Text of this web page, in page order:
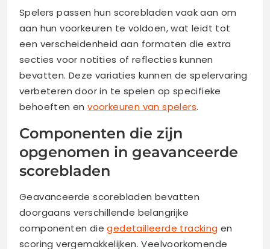
Spelers passen hun scorebladen vaak aan om
aan hun voorkeuren te voldoen, wat leidt tot
een verscheidenheid aan formaten die extra
secties voor notities of reflecties kunnen
bevatten. Deze variaties kunnen de spelervaring
verbeteren door in te spelen op specifieke
behoeften envoorkeuren van spelers.
Componenten die zijn
opgenomen in geavanceerde
scorebladen
Geavanceerde scorebladen bevatten
doorgaans verschillende belangrijke
componenten diegedetailleerde tracking en
scoring vergemakkelijken. Veelvoorkomende